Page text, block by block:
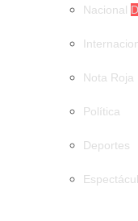
Nacional
Nota Roja
Política
Deportes